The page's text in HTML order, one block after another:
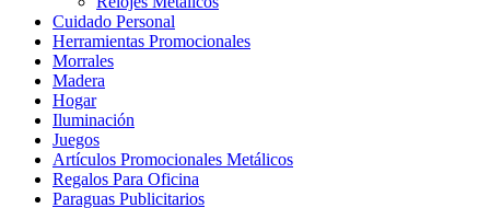
Cuidado Personal
Herramientas Promocionales
Morrales
Madera
Hogar
Iluminación
Juegos
Artículos Promocionales Metálicos
Regalos Para Oficina
Paraguas Publicitarios